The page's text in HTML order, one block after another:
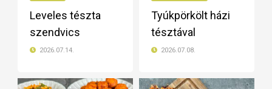
Leveles tészta
szendvics
2026.07.14.
Tyúkpörkölt házi
tésztával
2026.07.08.